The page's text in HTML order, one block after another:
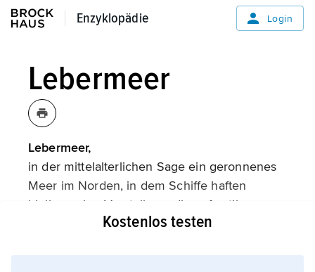
Enzyklopädie
Enzyklopädie Login
Lebermeer
Lebermeer,
in der mittelalterlichen Sage ein geronnenes
Meer im Norden, in dem Schiffe haften
bleiben, eine Vorstellung, die auf antike
Kostenlos testen